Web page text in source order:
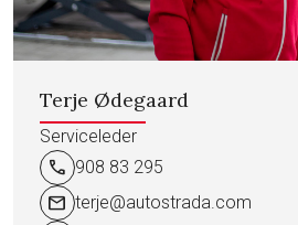
Terje Ødegaard
Serviceleder
call 908 83 295
mail terje@autostrada.com